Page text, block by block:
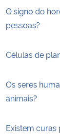
O signo do
pessoas?
Células de
Os seres
animais?
Existem